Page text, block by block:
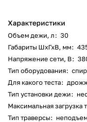
Характеристики
Объем дежи, л: 30
Габариты ШхГхВ, мм:
Напряжение сети, В:
Тип оборудования:
Для какого теста:
Тип установки дежи:
Максимальная загрузка
Тип траверсы: